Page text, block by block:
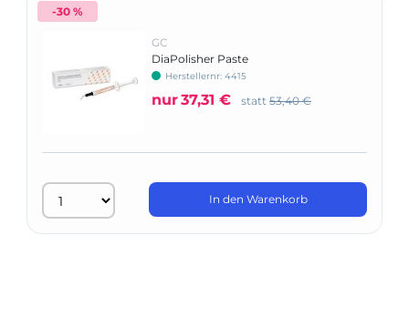
-30 %
GC
DiaPolisher Paste
Herstellernr: 4415
nur37,31 € statt 53,40 €
In den Warenkorb